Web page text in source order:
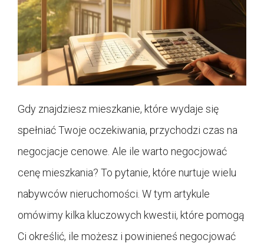
Gdy znajdziesz mieszkanie, które wydaje się
spełniać Twoje oczekiwania, przychodzi czas na
negocjacje cenowe. Ale ile warto negocjować
cenę mieszkania? To pytanie, które nurtuje wielu
nabywców nieruchomości. W tym artykule
omówimy kilka kluczowych kwestii, które pomogą
Ci określić, ile możesz i powinieneś negocjować